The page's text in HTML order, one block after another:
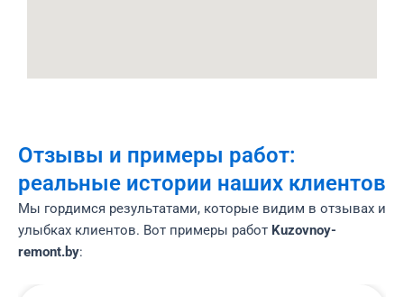
Отзывы и примеры работ:
реальные истории наших клиентов
Мы гордимся результатами, которые видим в отзывах и
улыбках клиентов. Вот примеры работ Kuzovnoy-
remont.by: